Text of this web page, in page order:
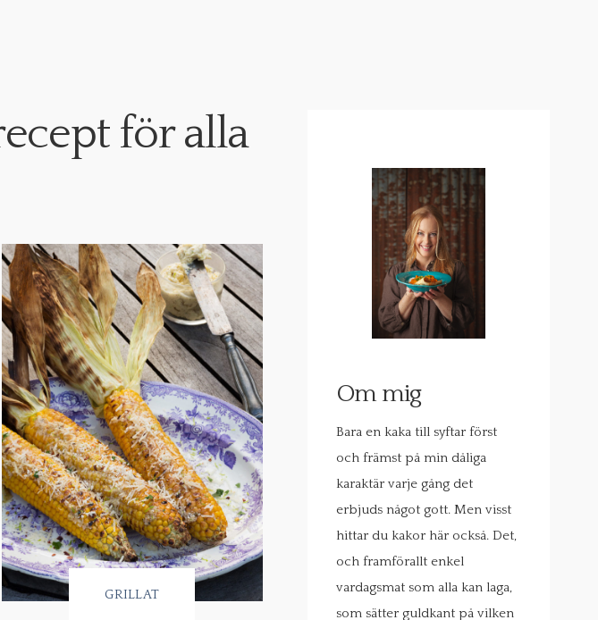
för alla
GRILLAT
Om mig
Bara en kaka till syftar först
och främst på min dåliga
karaktär varje gång det
erbjuds något gott. Men visst
hittar du kakor här också. Det,
och framförallt enkel
vardagsmat som alla kan laga,
som sätter guldkant på vilken